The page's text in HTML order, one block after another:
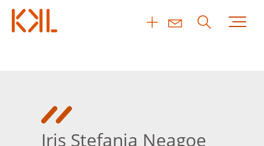
Iris Stefania Neagoe